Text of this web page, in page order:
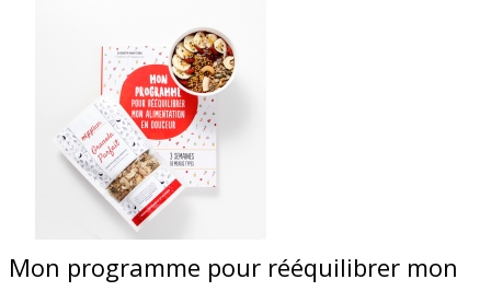
Mon programme pour rééquilibrer mon